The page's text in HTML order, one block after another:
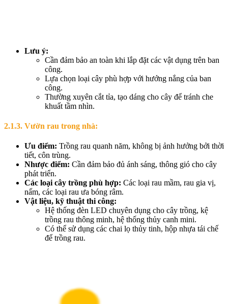
Lưu ý:
Cần đảm bảo an toàn khi lắp đặt các vật dụng trên ban
công.
Lựa chọn loại cây phù hợp với hướng nắng của ban
công.
Thường xuyên cắt tỉa, tạo dáng cho cây để tránh che
khuất tầm nhìn.
2.1.3. Vườn rau trong nhà:
Ưu điểm: Trồng rau quanh năm, không bị ảnh hưởng bởi thời
tiết, côn trùng.
Nhược điểm: Cần đảm bảo đủ ánh sáng, thông gió cho cây
phát triển.
Các loại cây trồng phù hợp: Các loại rau mầm, rau gia vị,
nấm, các loại rau ưa bóng râm.
Vật liệu, kỹ thuật thi công:
Hệ thống đèn LED chuyên dụng cho cây trồng, kệ
trồng rau thông minh, hệ thống thủy canh mini.
Có thể sử dụng các chai lọ thủy tinh, hộp nhựa tái chế
để trồng rau.